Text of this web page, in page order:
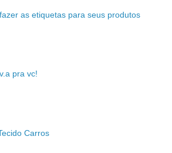
as etiquetas para seus produtos
pra vc!
Carros